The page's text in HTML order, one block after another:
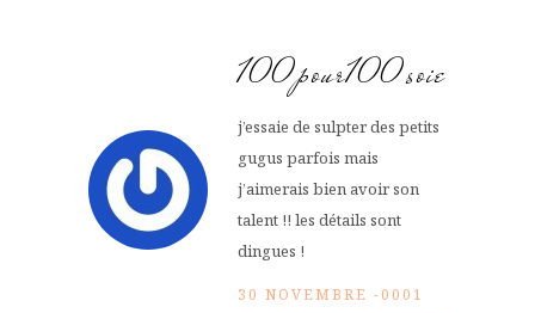
100pour100soie
j’essaie de sulpter des petits
gugus parfois mais
j’aimerais bien avoir son
talent !! les détails sont
dingues !
30 NOVEMBRE -0001